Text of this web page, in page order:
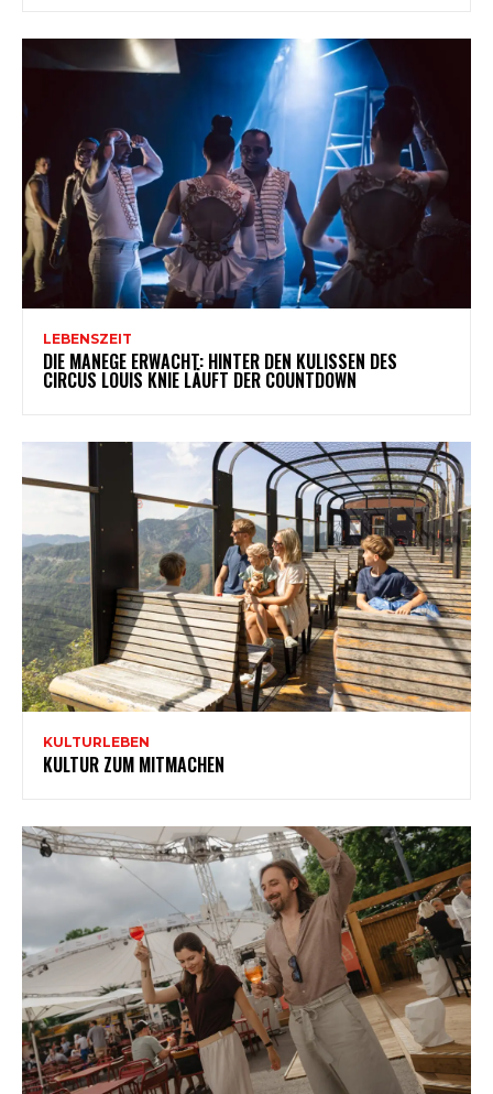
LEBENSZEIT
DIE MANEGE ERWACHT: HINTER DEN KULISSEN DES
CIRCUS LOUIS KNIE LÄUFT DER COUNTDOWN
KULTURLEBEN
KULTUR ZUM MITMACHEN